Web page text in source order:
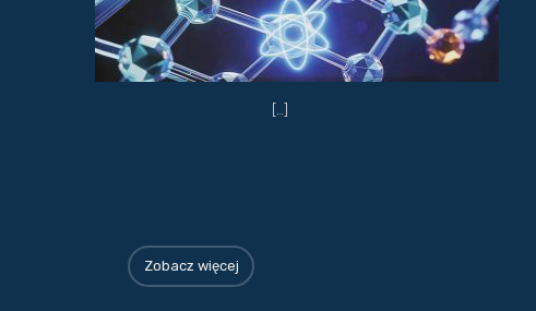
[…]
Zobacz więcej